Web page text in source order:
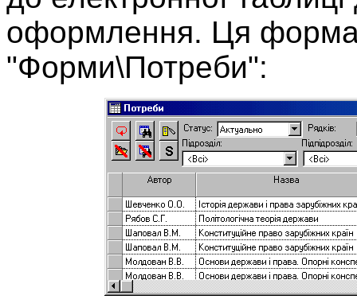
оформлення. Ця форма
"Форми\Потреби":